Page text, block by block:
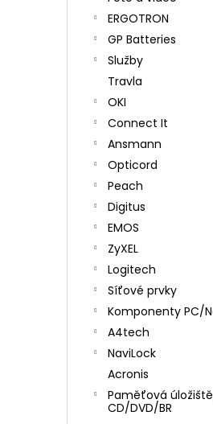
ERGOTRON
GP Batteries
Služby
Travla
OKI
Connect It
Ansmann
Opticord
Peach
Digitus
EMOS
ZyXEL
Logitech
Síťové prvky
Komponenty PC/
A4tech
NaviLock
Acronis
Paměťová
CD/DVD/BR